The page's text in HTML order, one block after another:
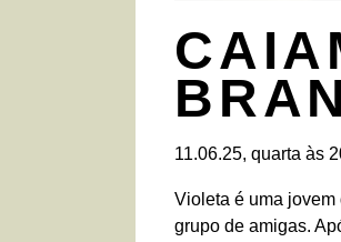
11.06.25, quarta às
Violeta é uma jovem
grupo de amigas.